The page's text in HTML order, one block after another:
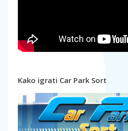
Kako igrati Car Park Sort